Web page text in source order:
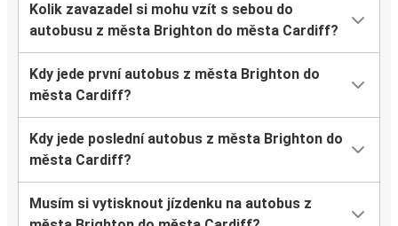
Kolik zavazadel si mohu vzít s sebou do
autobusu z města Brighton do města Cardiff?
Kdy jede první autobus z města Brighton do
města Cardiff?
Kdy jede poslední autobus z města Brighton do
města Cardiff?
Musím si vytisknout jízdenku na autobus z